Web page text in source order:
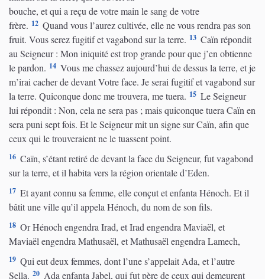
bouche, et qui a reçu de votre main le sang de votre
frère. 12 Quand vous l’aurez cultivée, elle ne vous rendra pas son
fruit. Vous serez fugitif et vagabond sur la terre. 13 Caïn répondit
au Seigneur : Mon iniquité est trop grande pour que j’en obtienne
le pardon. 14 Vous me chassez aujourd’hui de dessus la terre, et je
m’irai cacher de devant Votre face. Je serai fugitif et vagabond sur
la terre. Quiconque donc me trouvera, me tuera. 15 Le Seigneur
lui répondit : Non, cela ne sera pas ; mais quiconque tuera Caïn en
sera puni sept fois. Et le Seigneur mit un signe sur Caïn, afin que
ceux qui le trouveraient ne le tuassent point.
16 Caïn, s’étant retiré de devant la face du Seigneur, fut vagabond
sur la terre, et il habita vers la région orientale d’Eden.
17 Et ayant connu sa femme, elle conçut et enfanta Hénoch. Et il
bâtit une ville qu’il appela Hénoch, du nom de son fils.
18 Or Hénoch engendra Irad, et Irad engendra Maviaël, et
Maviaël engendra Mathusaël, et Mathusaël engendra Lamech,
19 Qui eut deux femmes, dont l’une s’appelait Ada, et l’autre
Sella. 20 Ada enfanta Jabel, qui fut père de ceux qui demeurent